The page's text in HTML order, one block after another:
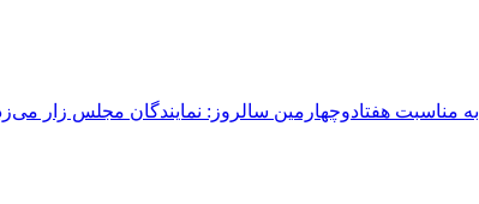
به مناسبت هفتادوچهارمین سالروز: نمایندگان مجلس زار می‌زدند/ تهران در آتش؛ ۳۰ تیر ۱۳۳۱